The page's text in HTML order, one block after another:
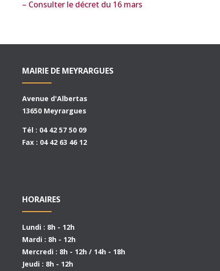
– Consulter le décret du 16 mars
MAIRIE DE MEYRARGUES
Avenue d'Albertas
13650 Meyrargues
Tél : 04 42 57 50 09
Fax : 04 42 63 46 12
HORAIRES
Lundi : 8h - 12h
Mardi : 8h - 12h
Mercredi : 8h - 12h / 14h - 18h
Jeudi : 8h - 12h